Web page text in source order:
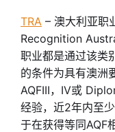
TRA – 澳大利亚职
Recognition
职业都是通过该类
的条件为具有澳洲
AQFIII，IV或
经验，近2年内至
于在获得等同AQF